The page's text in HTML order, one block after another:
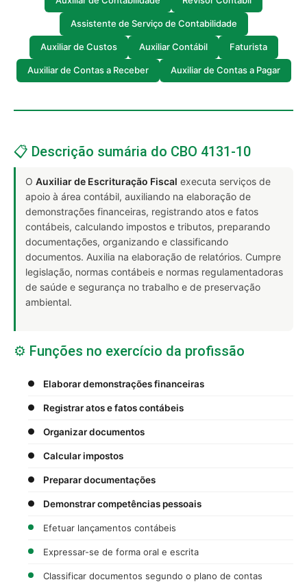
Assistente de Serviço de Contabilidade
Auxiliar de Custos Auxiliar Contábil Faturista
Auxiliar de Contas a Receber Auxiliar de Contas a Pagar
📋 Descrição sumária do CBO 4131-10
O Auxiliar de Escrituração Fiscal executa serviços de
apoio à área contábil, auxiliando na elaboração de
demonstrações financeiras, registrando atos e fatos
contábeis, calculando impostos e tributos, preparando
documentações, organizando e classificando
documentos. Auxilia na elaboração de relatórios. Cumpre
legislação, normas contábeis e normas regulamentadoras
de saúde e segurança no trabalho e de preservação
ambiental.
⚙️ Funções no exercício da profissão
Elaborar demonstrações financeiras
Registrar atos e fatos contábeis
Organizar documentos
Calcular impostos
Preparar documentações
Demonstrar competências pessoais
Efetuar lançamentos contábeis
Expressar-se de forma oral e escrita
Classificar documentos segundo o plano de contas